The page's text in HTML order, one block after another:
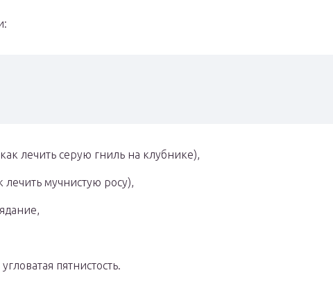
лечить серую гниль на клубнике),
лечить мучнистую росу),
пятнистость.